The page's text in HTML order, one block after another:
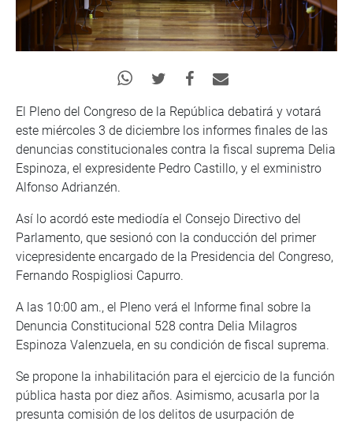
El Pleno del Congreso de la República debatirá y votará
este miércoles 3 de diciembre los informes finales de las
denuncias constitucionales contra la fiscal suprema Delia
Espinoza, el expresidente Pedro Castillo, y el exministro
Alfonso Adrianzén.
Así lo acordó este mediodía el Consejo Directivo del
Parlamento, que sesionó con la conducción del primer
vicepresidente encargado de la Presidencia del Congreso,
Fernando Rospigliosi Capurro.
A las 10:00 am., el Pleno verá el Informe final sobre la
Denuncia Constitucional 528 contra Delia Milagros
Espinoza Valenzuela, en su condición de fiscal suprema.
Se propone la inhabilitación para el ejercicio de la función
pública hasta por diez años. Asimismo, acusarla por la
presunta comisión de los delitos de usurpación de